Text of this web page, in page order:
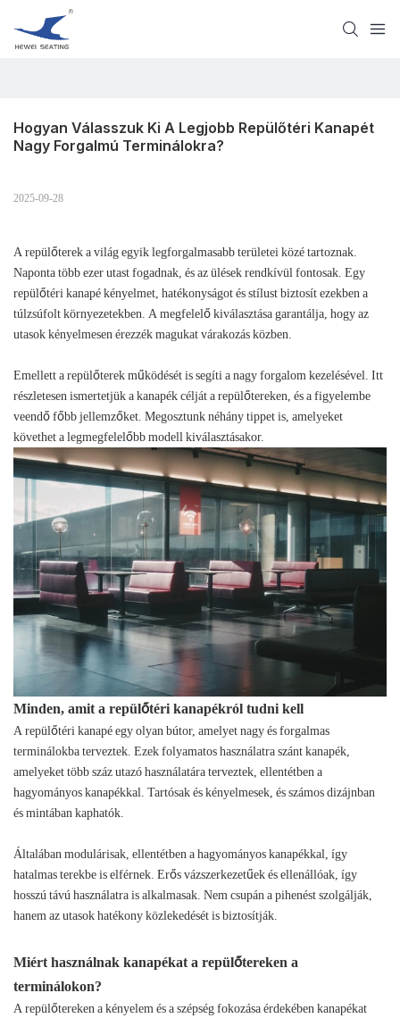
Hogyan Válasszuk Ki A Legjobb Repülőtéri Kanapét
Nagy Forgalmú Terminálokra?
2025-09-28
A repülőterek a világ egyik legforgalmasabb területei közé tartoznak.
Naponta több ezer utast fogadnak, és az ülések rendkívül fontosak. Egy
repülőtéri kanapé kényelmet, hatékonyságot és stílust biztosít ezekben a
túlzsúfolt környezetekben. A megfelelő kiválasztása garantálja, hogy az
utasok kényelmesen érezzék magukat várakozás közben.
Emellett a repülőterek működését is segíti a nagy forgalom kezelésével. Itt
részletesen ismertetjük a kanapék célját a repülőtereken, és a figyelembe
veendő főbb jellemzőket. Megosztunk néhány tippet is, amelyeket
követhet a legmegfelelőbb modell kiválasztásakor.
Minden, amit a repülőtéri kanapékról tudni kell
A repülőtéri kanapé egy olyan bútor, amelyet nagy és forgalmas
terminálokba terveztek. Ezek folyamatos használatra szánt kanapék,
amelyeket több száz utazó használatára terveztek, ellentétben a
hagyományos kanapékkal. Tartósak és kényelmesek, és számos dizájnban
és mintában kaphatók.
Általában modulárisak, ellentétben a hagyományos kanapékkal, így
hatalmas terekbe is elférnek. Erős vázszerkezetűek és ellenállóak, így
hosszú távú használatra is alkalmasak. Nem csupán a pihenést szolgálják,
hanem az utasok hatékony közlekedését is biztosítják.
Miért használnak kanapékat a repülőtereken a
terminálokon?
A repülőtereken a kényelem és a szépség fokozása érdekében kanapékat